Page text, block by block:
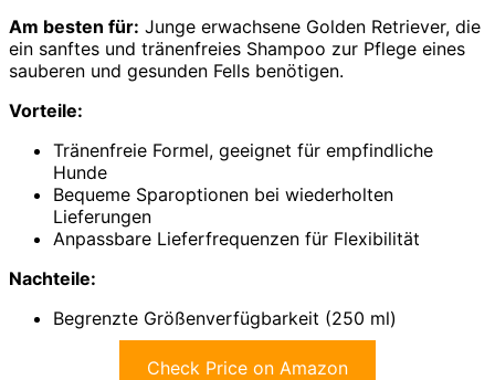
Am besten für: Junge erwachsene Golden Retriever, die
ein sanftes und tränenfreies Shampoo zur Pflege eines
sauberen und gesunden Fells benötigen.
Vorteile:
Tränenfreie Formel, geeignet für empfindliche
Hunde
Bequeme Sparoptionen bei wiederholten
Lieferungen
Anpassbare Lieferfrequenzen für Flexibilität
Nachteile:
Begrenzte Größenverfügbarkeit (250 ml)
Check Price on Amazon